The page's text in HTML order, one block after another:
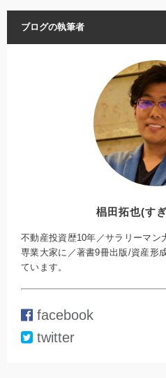
ブログの執筆者
椙田拓也(す
不動産投資歴10年／サラリーマン
専業大家に／著書9冊出版/資産形
ています。
facebook
twitter